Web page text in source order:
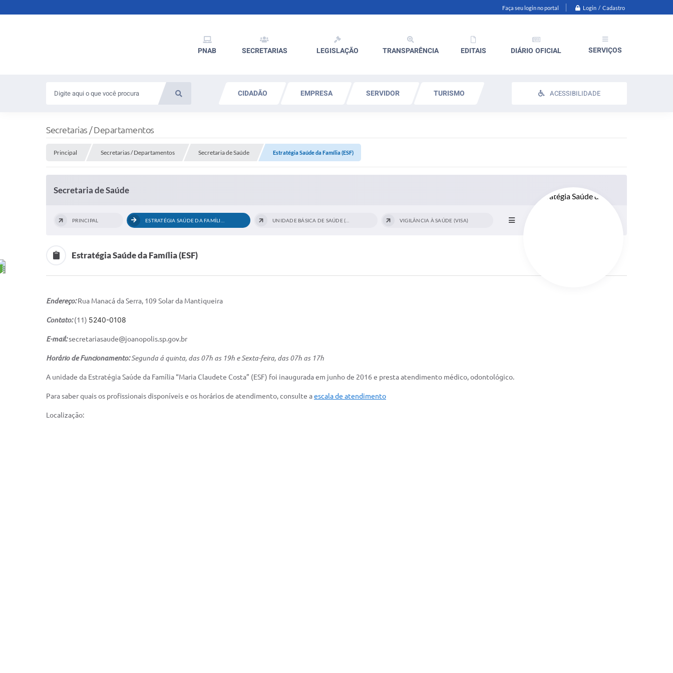
Faça seu login no portal Login / Cadastro
PNAB SECRETARIAS LEGISLAÇÃO TRANSPARÊNCIA EDITAIS DIÁRIO OFICIAL SERVIÇOS
CIDADÃO EMPRESA SERVIDOR TURISMO ACESSIBILIDADE
Secretarias / Departamentos
Principal Secretarias / Departamentos Secretaria de Saúde Estratégia Saúde da Família (ESF)
Secretaria de Saúde
PRINCIPAL VIGILÂNCIA À SAÚDE (VISA)
Estratégia Saúde da Família (ESF)
Endereço:Rua Manacá da Serra, 109 Solar da Mantiqueira
Contato:(11) 5240-0108
E-mail:secretariasaude@joanopolis.sp.gov.br
Horário de Funcionamento:Segunda á quinta, das 07h as 19h e Sexta-feira, das 07h as 17h
A unidade da Estratégia Saúde da Família “Maria Claudete Costa” (ESF) foi inaugurada em junho de 2016 e presta atendimento médico, odontológico.
Para saber quais os profissionais disponíveis e os horários de atendimento, consulte aescala de atendimento
Localização: